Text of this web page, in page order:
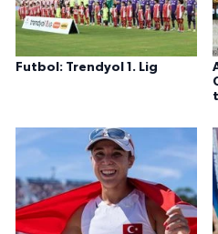
Futbol: Trendyol 1. Lig